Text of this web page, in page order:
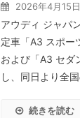
2026年4月15日
アウディ ジャパ
定車「A3 スポー
および「A3 セダ
し、同日より全
続きを読む